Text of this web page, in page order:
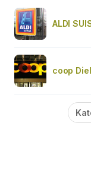
ALDI
coop